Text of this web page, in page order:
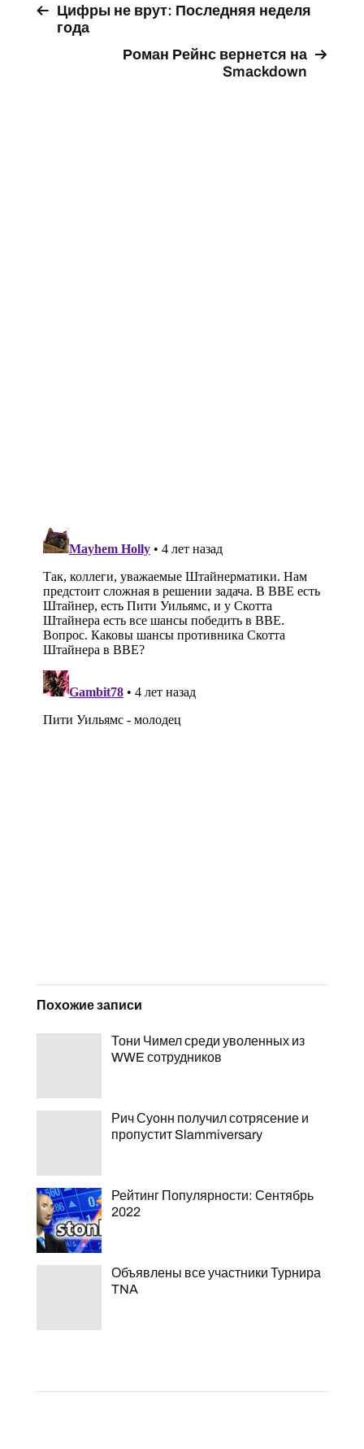
Цифры не врут: Последняя неделя
года
Роман Рейнс вернется на
Smackdown
Похожие записи
Тони Чимел среди уволенных из
WWE сотрудников
Рич Суонн получил сотрясение и
пропустит Slammiversary
Рейтинг Популярности: Сентябрь
2022
Объявлены все участники Турнира
TNA